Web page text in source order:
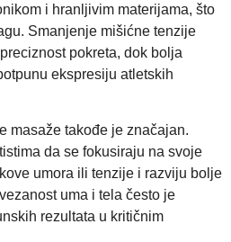
i hranljivim materijama, što
Smanjenje mišićne tenzije
pokreta, dok bolja
ekspresiju atletskih
masaže takođe je značajan.
da se fokusiraju na svoje
umora ili tenzije i razviju bolje
uma i tela često je
rezultata u kritičnim